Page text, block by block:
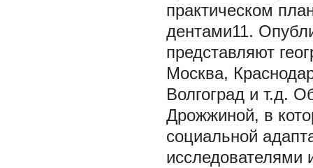
практическом
дентами11.
представляют
Москва,
Волгоград и т.д.
Дрожжиной, в
социальной
исследователями